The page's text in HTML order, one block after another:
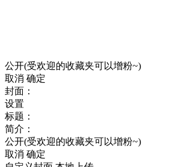
公开(受欢迎的收藏夹可以增粉~)
取消 确定
封面：
设置
标题：
简介：
公开(受欢迎的收藏夹可以增粉~)
取消 确定